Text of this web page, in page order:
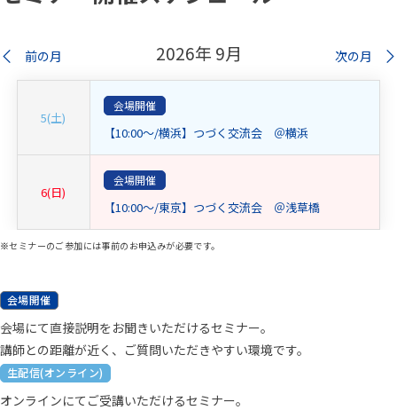
前の月 次の月
2026年 9月
5(土)
会場開催
【10:00～/横浜】つづく交流会 ＠横浜
6(日)
会場開催
【10:00～/東京】つづく交流会 ＠浅草橋
※セミナーのご参加には事前のお申込みが必要です。
会場開催
会場にて直接説明をお聞きいただけるセミナー。
講師との距離が近く、ご質問いただきやすい環境です。
生配信(オンライン)
オンラインにてご受講いただけるセミナー。